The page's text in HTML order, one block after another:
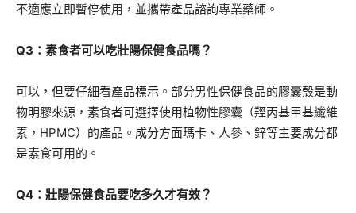
不適應立即暫停使用，並攜帶產品諮詢專業藥師。
Q3：素食者可以吃壯陽保健食品嗎？
可以，但要仔細看產品標示。部分男性保健食品的膠囊殼是動
物明膠來源，素食者可選擇使用植物性膠囊（羥丙基甲基纖維
素，HPMC）的產品。成分方面瑪卡、人參、鋅等主要成分都
是素食可用的。
Q4：壯陽保健食品要吃多久才有效？